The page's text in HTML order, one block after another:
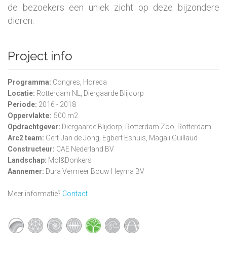
de bezoekers een uniek zicht op deze bijzondere
dieren.
Project info
Programma: Congres, Horeca
Locatie: Rotterdam NL, Diergaarde Blijdorp
Periode: 2016 - 2018
Oppervlakte: 500 m2
Opdrachtgever: Diergaarde Blijdorp, Rotterdam Zoo, Rotterdam
Arc2team: Gert-Jan de Jong, Egbert Eshuis, Magali Guillaud
Constructeur: CAE Nederland BV
Landschap: Mol&Donkers
Aannemer: Dura Vermeer Bouw Heyma BV
Meer informatie? Contact